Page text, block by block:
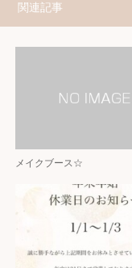
関連記事
メイクブース☆